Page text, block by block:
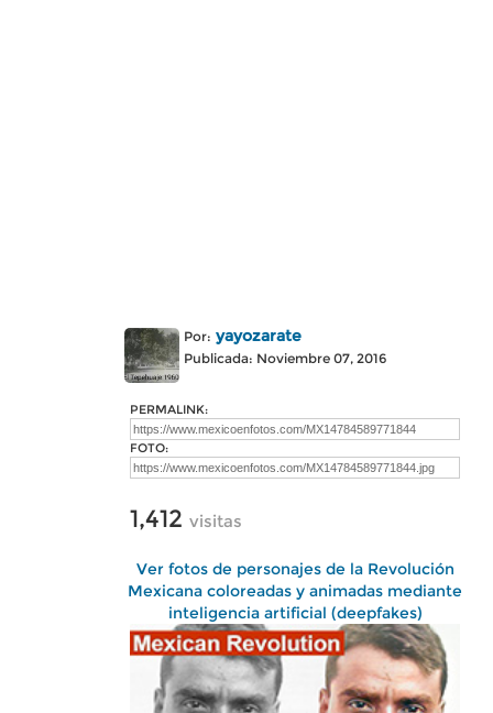
Por: yayozarate
Publicada: Noviembre 07, 2016
PERMALINK:
FOTO:
1,412 visitas
Ver fotos de personajes de la Revolución
Mexicana coloreadas y animadas mediante
inteligencia artificial (deepfakes)